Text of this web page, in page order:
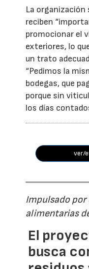
La organización
reciben
promocionar el
exteriores, lo
un trato
“Pedimos la
bodegas, que
porque sin
los días
ver/
Impulsado
alimentarias
El
busca